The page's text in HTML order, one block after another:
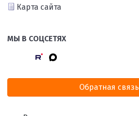
Карта сайта
МЫ В СОЦСЕТЯХ
Обратная связь